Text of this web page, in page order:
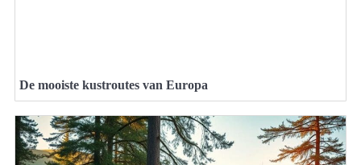
De mooiste kustroutes van Europa